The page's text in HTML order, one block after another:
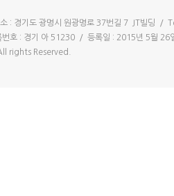
: 경기도 광명시 원광명로 37번길 7 JT빌딩
번호 : 경기 아 51230 / 등록일 : 2015년 5월
rights Reserved.